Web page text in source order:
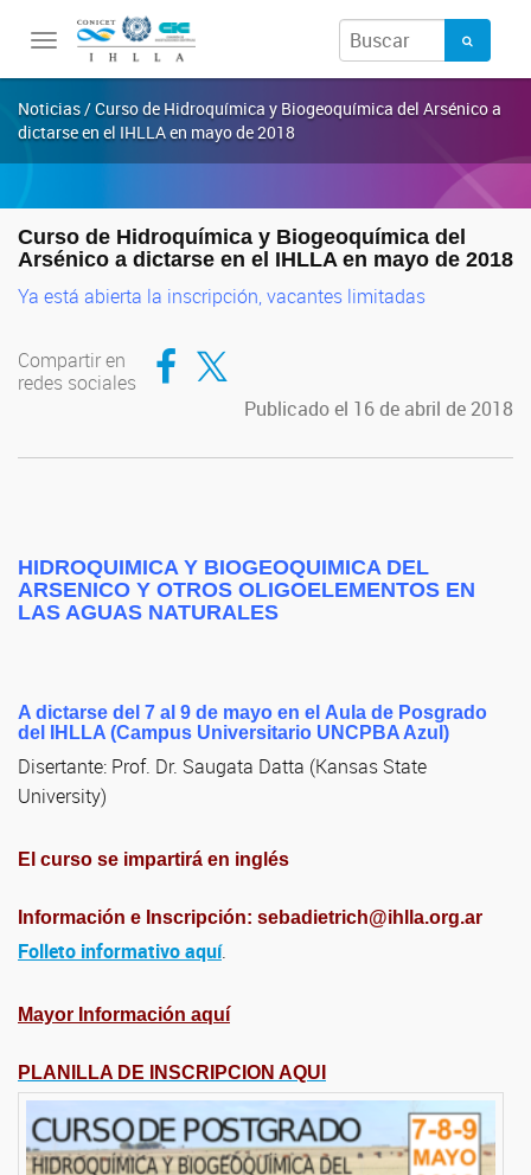
Toggle
navigation
Noticias / Curso de Hidroquímica y Biogeoquímica del Arsénico a
dictarse en el IHLLA en mayo de 2018
Curso de Hidroquímica y Biogeoquímica del
Arsénico a dictarse en el IHLLA en mayo de 2018
Ya está abierta la inscripción, vacantes limitadas
Compartir en
redes sociales
Compartir en Facebook
Compartir en Twitter
Publicado el 16 de abril de 2018
HIDROQUIMICA Y BIOGEOQUIMICA DEL
ARSENICO Y OTROS OLIGOELEMENTOS EN
LAS AGUAS NATURALES
A dictarse del 7 al 9 de mayo en el Aula de Posgrado
del IHLLA (Campus Universitario UNCPBA Azul)
Disertante: Prof. Dr. Saugata Datta (Kansas State
University)
El curso se impartirá en inglés
Información e Inscripción: sebadietrich@ihlla.org.ar
Folleto informativo aquí.
Mayor Información aquí
PLANILLA DE INSCRIPCION AQUI